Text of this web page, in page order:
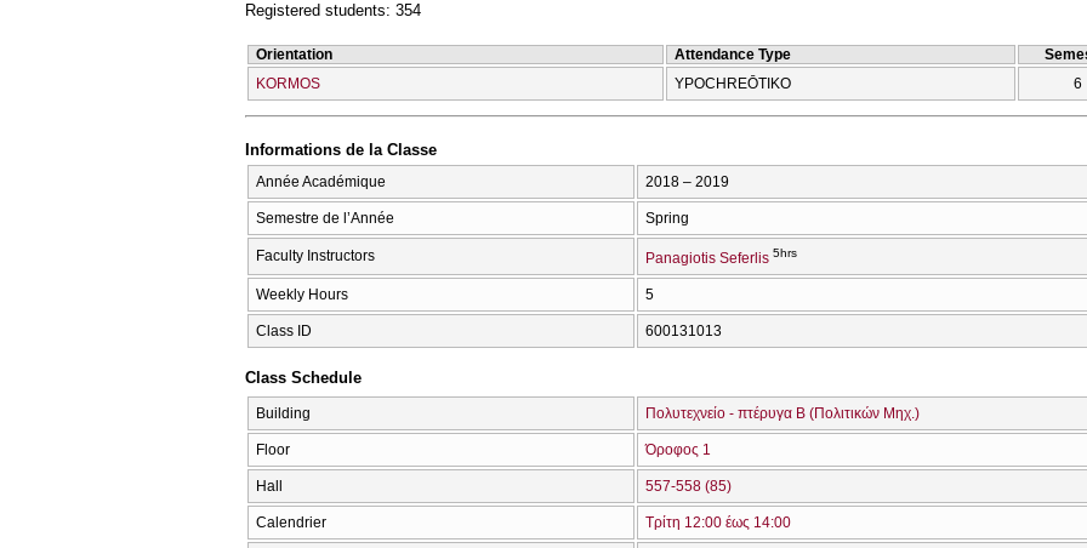
Registered students: 354
Orientation Attendance Type
KORMOS
YPOCΗREŌTIKO 6
Informations de la Classe
Année Académique 2018 – 2019
Semestre de l’Année Spring
Faculty Instructors Panagiotis Seferlis 5hrs
Weekly Hours 5
Class ID 600131013
Class Schedule
Building Πολυτεχνείο - πτέρυγα Β (Πολιτικών Μηχ.)
Floor Όροφος 1
Hall 557-558 (85)
Calendrier Τρίτη 12:00 έως 14:00